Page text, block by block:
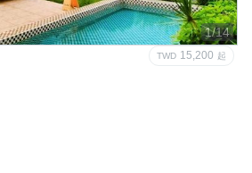
1/14
TWD 15,200 起